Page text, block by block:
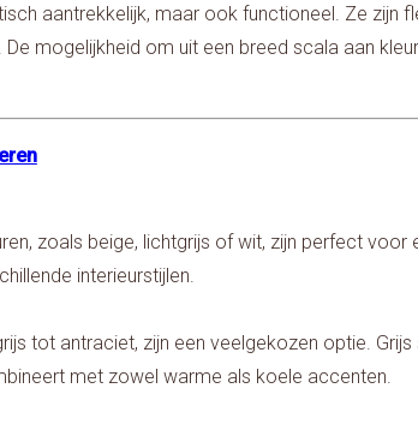
aantrekkelijk, maar ook functioneel. Ze
De mogelijkheid om uit een breed scala aan
zoals beige, lichtgrijs of wit, zijn perfect
interieurstijlen.
tot antraciet, zijn een veelgekozen optie.
met zowel warme als koele accenten.